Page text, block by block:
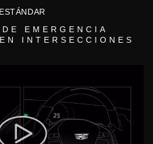
ESTÁNDAR
EMERGENCIA
INTERSECCIONES